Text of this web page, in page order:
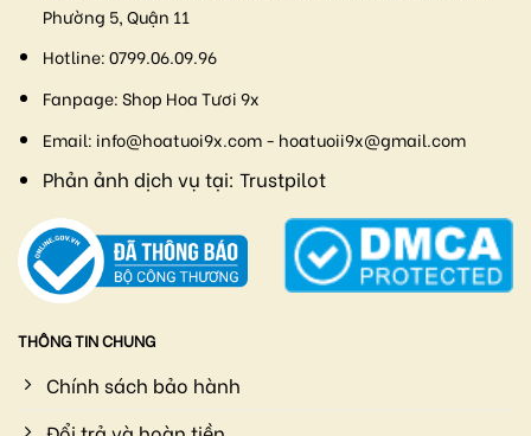
Phường 5, Quận 11
Hotline:0799.06.09.96
Fanpage:Shop Hoa Tươi 9x
Email: info@hoatuoi9x.com - hoatuoii9x@gmail.com
Phản ảnh dịch vụ tại: Trustpilot
THÔNG TIN CHUNG
Chính sách bảo hành